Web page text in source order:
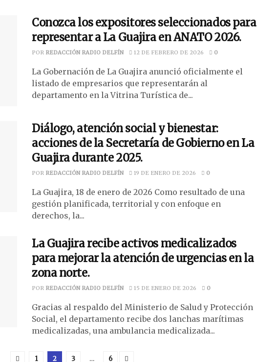
Conozca los expositores seleccionados para
representar a La Guajira en ANATO 2026.
POR REDACCIÓN RADIO DELFÍN 12 DE FEBRERO DE 2026 0
La Gobernación de La Guajira anunció oficialmente el
listado de empresarios que representarán al
departamento en la Vitrina Turística de...
Diálogo, atención social y bienestar:
acciones de la Secretaría de Gobierno en La
Guajira durante 2025.
POR REDACCIÓN RADIO DELFÍN 19 DE ENERO DE 2026 0
La Guajira, 18 de enero de 2026 Como resultado de una
gestión planificada, territorial y con enfoque en
derechos, la...
La Guajira recibe activos medicalizados
para mejorar la atención de urgencias en la
zona norte.
POR REDACCIÓN RADIO DELFÍN 15 DE ENERO DE 2026 0
Gracias al respaldo del Ministerio de Salud y Protección
Social, el departamento recibe dos lanchas marítimas
medicalizadas, una ambulancia medicalizada...
1 2 3 … 6